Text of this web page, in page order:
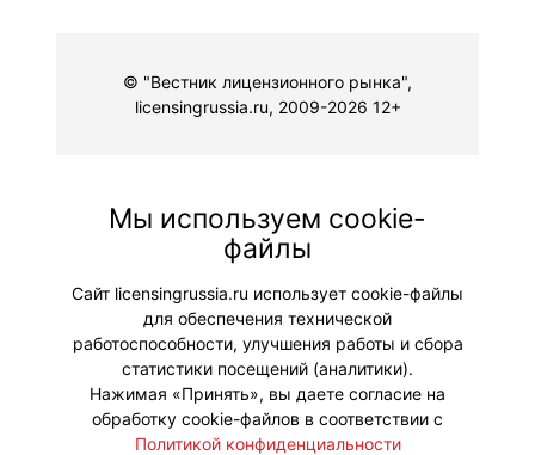
© "Вестник лицензионного рынка",
licensingrussia.ru, 2009-2026 12+
Мы используем cookie-
файлы
Сайт licensingrussia.ru использует cookie-файлы
для обеспечения технической
работоспособности, улучшения работы и сбора
статистики посещений (аналитики).
Нажимая «Принять», вы даете согласие на
обработку cookie-файлов в соответствии с
Политикой конфиденциальности